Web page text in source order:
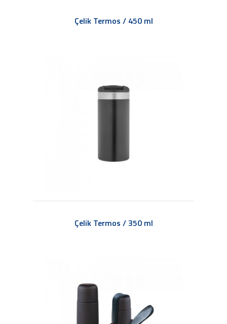
Çelik Termos / 450 ml
Çelik Termos / 350 ml